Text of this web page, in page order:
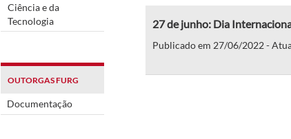
Ciência e da
Tecnologia
OUTORGAS FURG
Documentação
27 de junho: Dia
Publicado em 27/06/2022 -